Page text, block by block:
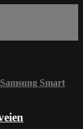
Samsung Smart